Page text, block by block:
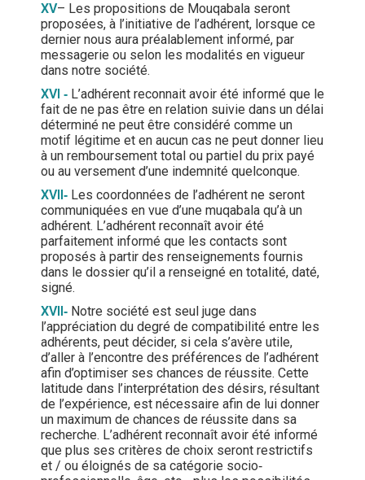
XV– Les propositions de Mouqabala seront
proposées, à l’initiative de l’adhérent, lorsque ce
dernier nous aura préalablement informé, par
messagerie ou selon les modalités en vigueur
dans notre société.
XVI ‐ L’adhérent reconnait avoir été informé que le
fait de ne pas être en relation suivie dans un délai
déterminé ne peut être considéré comme un
motif légitime et en aucun cas ne peut donner lieu
à un remboursement total ou partiel du prix payé
ou au versement d’une indemnité quelconque.
XVII‐ Les coordonnées de l’adhérent ne seront
communiquées en vue d’une muqabala qu’à un
adhérent. L’adhérent reconnaît avoir été
parfaitement informé que les contacts sont
proposés à partir des renseignements fournis
dans le dossier qu’il a renseigné en totalité, daté,
signé.
XVII‐ Notre société est seul juge dans
l’appréciation du degré de compatibilité entre les
adhérents, peut décider, si cela s’avère utile,
d’aller à l’encontre des préférences de l’adhérent
afin d’optimiser ses chances de réussite. Cette
latitude dans l’interprétation des désirs, résultant
de l’expérience, est nécessaire afin de lui donner
un maximum de chances de réussite dans sa
recherche. L’adhérent reconnaît avoir été informé
que plus ses critères de choix seront restrictifs
et / ou éloignés de sa catégorie socio‐